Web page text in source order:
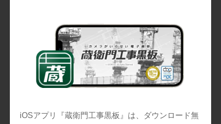
iOSアプリ『蔵衛門工事黒板』は、ダウンロード無